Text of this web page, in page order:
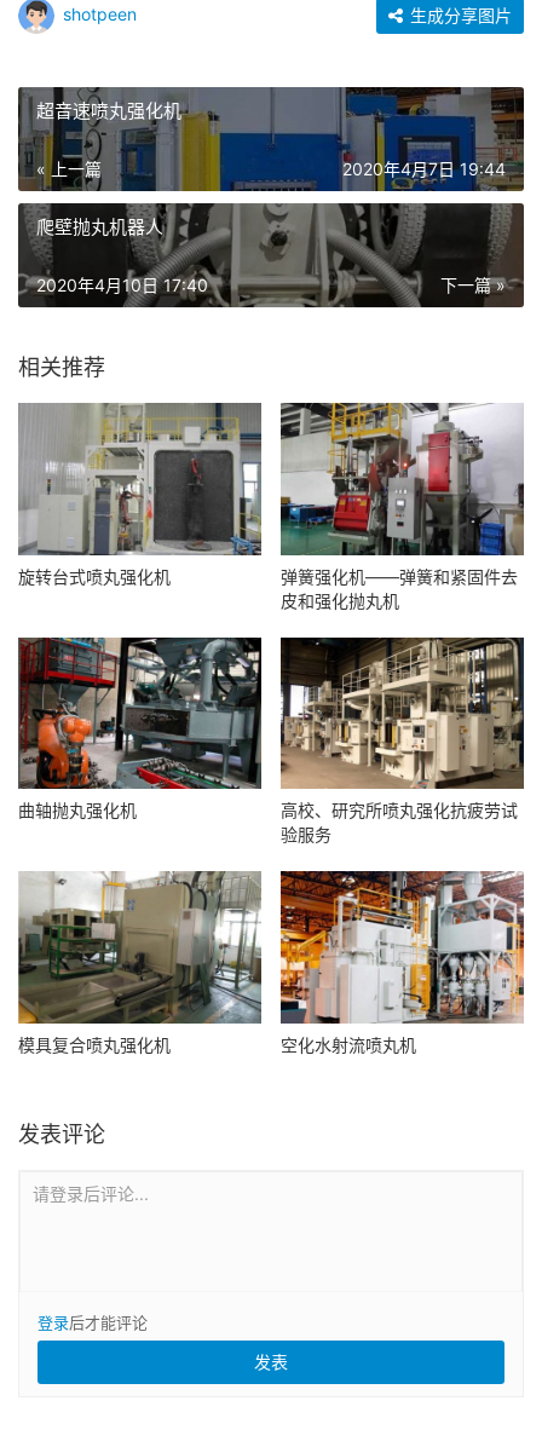
shotpeen 生成分享图片
超音速喷丸强化机
« 上一篇 2020年4月7日 19:44
爬壁抛丸机器人
下一篇 »
2020年4月10日 17:40
相关推荐
旋转台式喷丸强化机
弹簧强化机——弹簧和紧固件去
皮和强化抛丸机
曲轴抛丸强化机
高校、研究所喷丸强化抗疲劳试
验服务
模具复合喷丸强化机 空化水射流喷丸机
发表评论
请登录后评论...
登录后才能评论